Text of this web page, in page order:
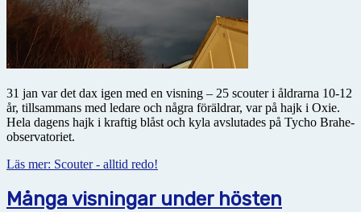
31 jan var det dax igen med en visning – 25 scouter i åldrarna 10-12
år, tillsammans med ledare och några föräldrar, var på hajk i Oxie.
Hela dagens hajk i kraftig blåst och kyla avslutades på Tycho Brahe-
observatoriet.
Läs mer: Scouter - alltid redo!
Många visningar under hösten